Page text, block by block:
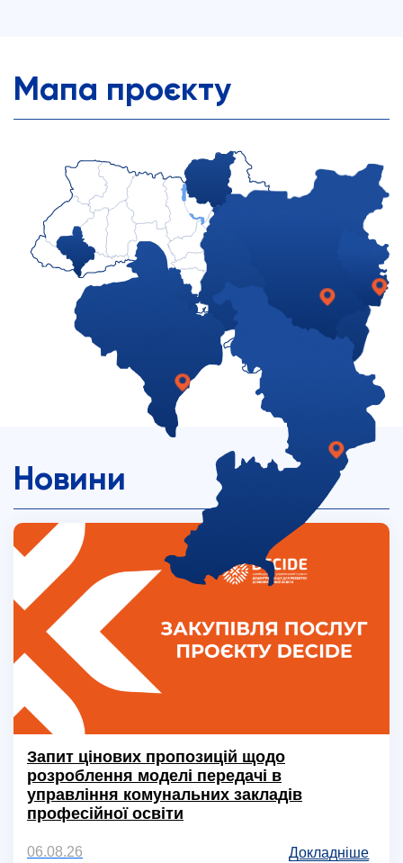
Мапа проєкту
Новини
Запит цінових пропозицій щодо
розроблення моделі передачі в
управління комунальних закладів
професійної освіти
06.08.26 Докладніше